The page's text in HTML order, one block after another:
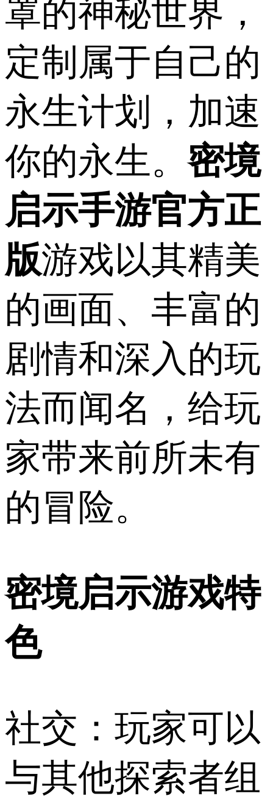
罩的神秘世界，
定制属于自己的
永生计划，加速
你的永生。密境
启示手游官方正
版游戏以其精美
的画面、丰富的
剧情和深入的玩
法而闻名，给玩
家带来前所未有
的冒险。
密境启示游戏特
色
社交：玩家可以
与其他探索者组